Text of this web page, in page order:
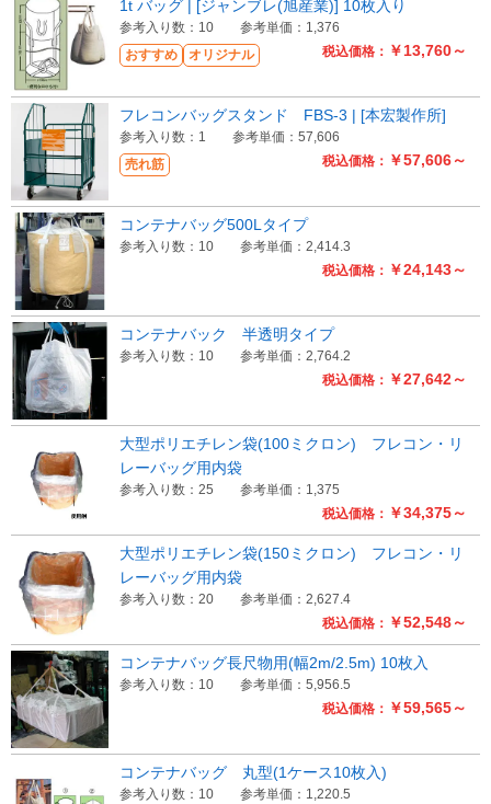
おすすめ オリジナル 税込価格： ￥13,760～
1t バッグ | [ジャンブレ(旭産業)] 10枚入り
参考入り数：10 参考単価：1,376
売れ筋 税込価格： ￥57,606～
フレコンバッグスタンド FBS-3 | [本宏製作所]
参考入り数：1 参考単価：57,606
税込価格： ￥24,143～
コンテナバッグ500Lタイプ
参考入り数：10 参考単価：2,414.3
税込価格： ￥27,642～
コンテナバック 半透明タイプ
参考入り数：10 参考単価：2,764.2
税込価格： ￥34,375～
大型ポリエチレン袋(100ミクロン) フレコン・リ
レーバッグ用内袋
参考入り数：25 参考単価：1,375
税込価格： ￥52,548～
大型ポリエチレン袋(150ミクロン) フレコン・リ
レーバッグ用内袋
参考入り数：20 参考単価：2,627.4
税込価格： ￥59,565～
コンテナバッグ長尺物用(幅2m/2.5m) 10枚入
参考入り数：10 参考単価：5,956.5
コンテナバッグ 丸型(1ケース10枚入)
参考入り数：10 参考単価：1,220.5